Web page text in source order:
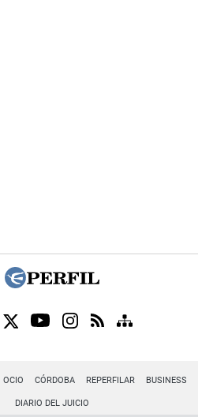
OCIO CÓRDOBA REPERFILAR BUSINESS
DIARIO DEL JUICIO